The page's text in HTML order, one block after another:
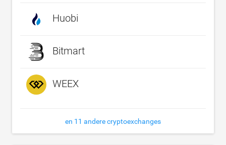
Huobi
Bitmart
WEEX
en 11 andere cryptoexchanges